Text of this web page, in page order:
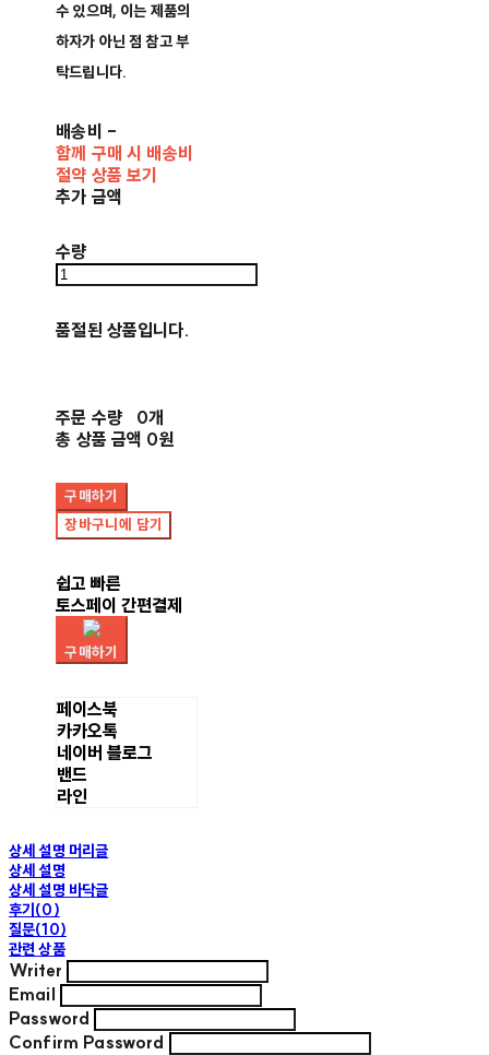
수 있으며, 이는 제품의
하자가 아닌 점 참고 부
탁드립니다.
배송비 -
함께 구매 시 배송비
절약 상품 보기
추가 금액
수량
품절된 상품입니다.
주문 수량
0개
총 상품 금액 0원
구매하기
장바구니에 담기
쉽고 빠른
토스페이 간편결제
구매하기
페이스북
카카오톡
네이버 블로그
밴드
라인
상세 설명 머리글
상세 설명
상세 설명 바닥글
후기(0)
질문(10)
관련 상품
Writer
Email
Password
Confirm Password